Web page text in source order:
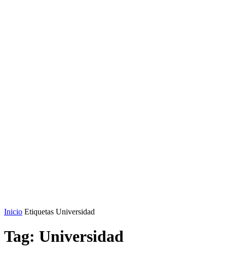
Inicio Etiquetas Universidad
Tag: Universidad